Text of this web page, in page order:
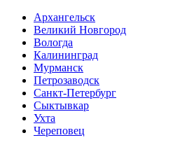
Архангельск
Великий Новгород
Вологда
Калининград
Мурманск
Петрозаводск
Санкт-Петербург
Сыктывкар
Ухта
Череповец